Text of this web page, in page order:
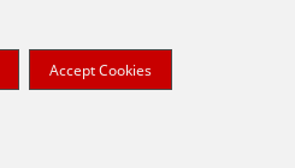
Accept Cookies